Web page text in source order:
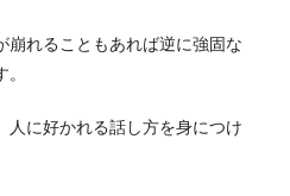
崩れることもあれば逆に強固な
人に好かれる話し方を身につけ